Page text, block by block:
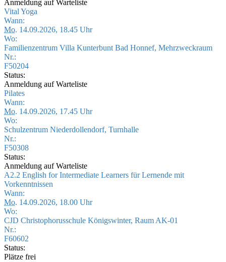
Anmeldung auf Warteliste
Vital Yoga
Wann:
Mo. 14.09.2026, 18.45 Uhr
Wo:
Familienzentrum Villa Kunterbunt Bad Honnef, Mehrzweckraum
Nr.:
F50204
Status:
Anmeldung auf Warteliste
Pilates
Wann:
Mo. 14.09.2026, 17.45 Uhr
Wo:
Schulzentrum Niederdollendorf, Turnhalle
Nr.:
F50308
Status:
Anmeldung auf Warteliste
A2.2 English for Intermediate Learners für Lernende mit
Vorkenntnissen
Wann:
Mo. 14.09.2026, 18.00 Uhr
Wo:
CJD Christophorusschule Königswinter, Raum AK-01
Nr.:
F60602
Status:
Plätze frei